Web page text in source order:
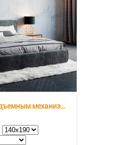
Кровать Altea с подъемным механизмом